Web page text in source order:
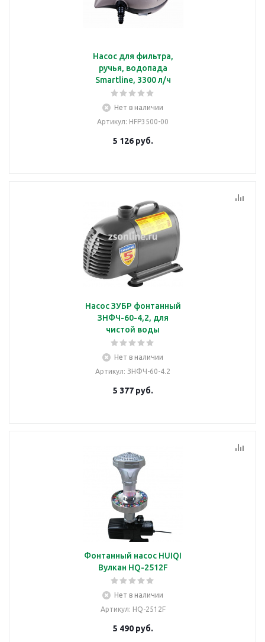
Насос для фильтра,
ручья, водопада
Smartline, 3300 л/ч
Нет в наличии
Артикул: HFP3500-00
5 126руб.
Насос ЗУБР фонтанный
ЗНФЧ-60-4,2, для
чистой воды
Нет в наличии
Артикул: ЗНФЧ-60-4.2
5 377руб.
Фонтанный насос HUIQI
Вулкан HQ-2512F
Нет в наличии
Артикул: HQ-2512F
5 490руб.